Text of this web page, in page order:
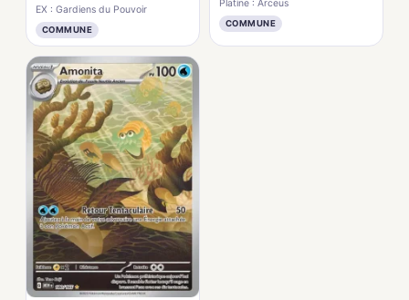
EX : Gardiens du Pouvoir
COMMUNE
Platine : Arceus
COMMUNE